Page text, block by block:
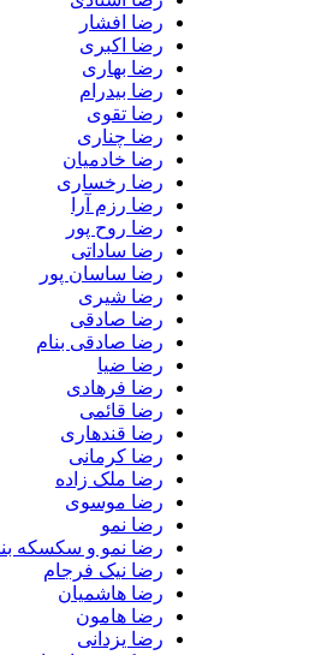
رضا افشار
رضا اکبری
رضا بهاری
رضا بیدرام
رضا تقوی
رضا چناری
رضا خادمیان
رضا رخساری
رضا رزم آرا
رضا روح پور
رضا ساداتی
رضا ساسان پور
رضا شیری
رضا صادقی
رضا صادقی بنام
رضا ضیا
رضا فرهادی
رضا قائمی
رضا قندهاری
رضا کرمانی
رضا ملک زاده
رضا موسوی
رضا نمو
رضا نمو و سکسکه بند
رضا نیک فرجام
رضا هاشمیان
رضا هامون
رضا یزدانی